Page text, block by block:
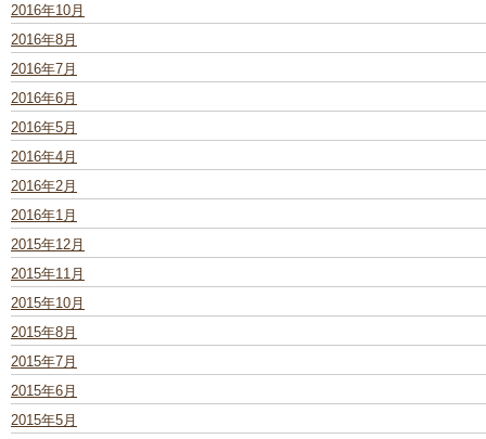
2016年10月
2016年8月
2016年7月
2016年6月
2016年5月
2016年4月
2016年2月
2016年1月
2015年12月
2015年11月
2015年10月
2015年8月
2015年7月
2015年6月
2015年5月